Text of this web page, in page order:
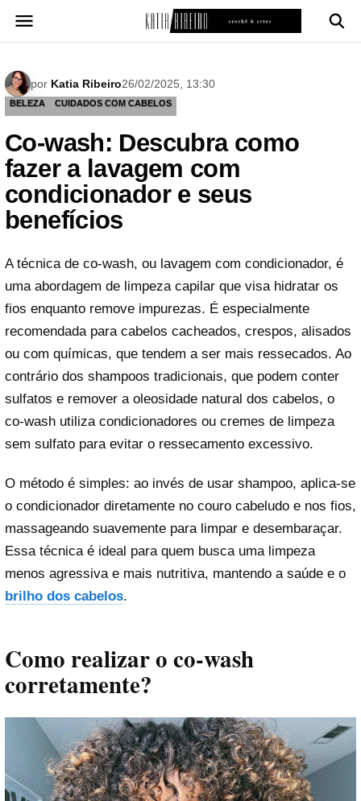
para
por Katia Ribeiro26/02/2025, 13:30
BELEZA CUIDADOS COM CABELOS
Co-wash: Descubra como
fazer a lavagem com
condicionador e seus
benefícios
A técnica de co-wash, ou lavagem com condicionador, é
uma abordagem de limpeza capilar que visa hidratar os
fios enquanto remove impurezas. É especialmente
recomendada para cabelos cacheados, crespos, alisados
ou com químicas, que tendem a ser mais ressecados. Ao
contrário dos shampoos tradicionais, que podem conter
sulfatos e remover a oleosidade natural dos cabelos, o
co-wash utiliza condicionadores ou cremes de limpeza
sem sulfato para evitar o ressecamento excessivo.
O método é simples: ao invés de usar shampoo, aplica-se
o condicionador diretamente no couro cabeludo e nos fios,
massageando suavemente para limpar e desembaraçar.
Essa técnica é ideal para quem busca uma limpeza
menos agressiva e mais nutritiva, mantendo a saúde e o
brilho dos cabelos.
Como realizar o co-wash
corretamente?